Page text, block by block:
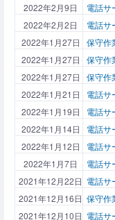
2022年2月9日
電話サ
2022年2月2日
電話サ
2022年1月27日
保守作
2022年1月27日
保守作
2022年1月27日
保守作
2022年1月21日
電話サ
2022年1月19日
電話サ
2022年1月14日
電話サ
2022年1月12日
電話サ
2022年1月7日
電話サ
2021年12月22日 電話サ
2021年12月16日 保守作
2021年12月10日 電話サ